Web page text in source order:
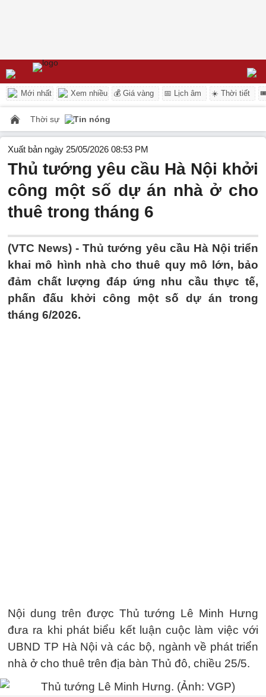
Mới nhất Xem nhiều 💰 Giá vàng 📅 Lịch âm ☀️ Thời tiết
Thời sự Tin nóng
Xuất bản ngày 25/05/2026 08:53 PM
Thủ tướng yêu cầu Hà Nội khởi
công một số dự án nhà ở cho
thuê trong tháng 6
(VTC News) -Thủ tướng yêu cầu Hà Nội triển
khai mô hình nhà cho thuê quy mô lớn, bảo
đảm chất lượng đáp ứng nhu cầu thực tế,
phấn đấu khởi công một số dự án trong
tháng 6/2026.
Nội dung trên được Thủ tướng Lê Minh Hưng
đưa ra khi phát biểu kết luận cuộc làm việc với
UBND TP Hà Nội và các bộ, ngành về phát triển
nhà ở cho thuê trên địa bàn Thủ đô, chiều 25/5.